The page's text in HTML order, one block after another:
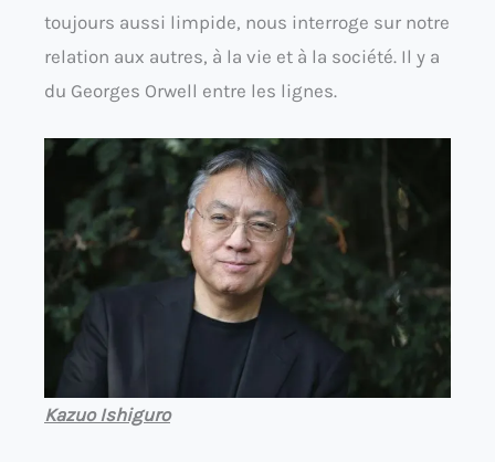
toujours aussi limpide, nous interroge sur notre
relation aux autres, à la vie et à la société. Il y a
du Georges Orwell entre les lignes.
Kazuo Ishiguro